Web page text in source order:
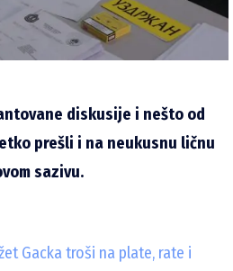
diskusije i nešto od
prešli i na neukusnu ličnu
sazivu.
Gacka troši na plate, rate i